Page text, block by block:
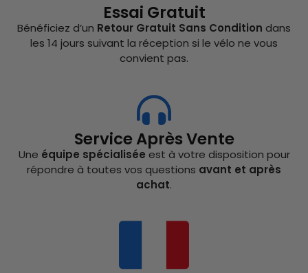
Essai Gratuit
Bénéficiez d’un Retour Gratuit Sans Condition dans
les 14 jours suivant la réception si le vélo ne vous
convient pas.
Service Après Vente
Une équipe spécialisée est à votre disposition pour
répondre à toutes vos questions avant et après
achat.